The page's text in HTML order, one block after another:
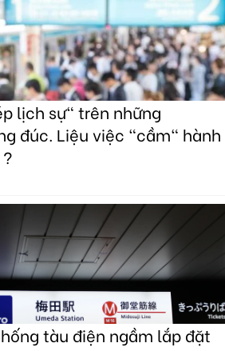
lịch sự" trên những
đúc. Liệu việc "cầm" hành
tàu điện ngầm lắp đặt